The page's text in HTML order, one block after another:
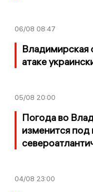
06/08 08:47
Владимирская
атаке
05/08 20:00
Погода во
изменится под
04/08 23:00